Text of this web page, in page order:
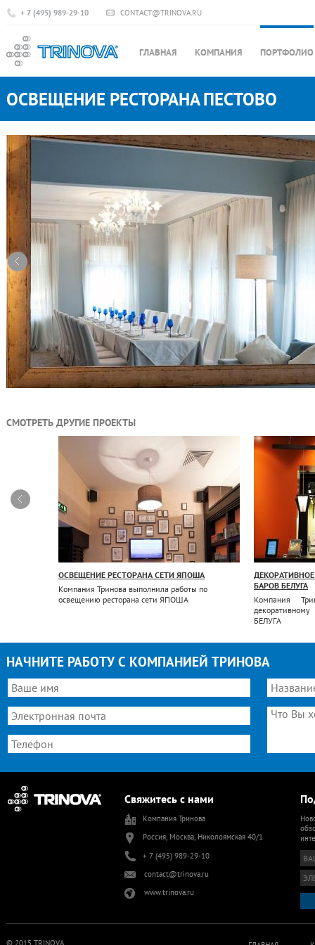
+ 7 (495) 989-29-10 CONTACT@TRINOVA.RU
ГЛАВНАЯ КОМПАНИЯ ПОРТФОЛИО
ОСВЕЩЕНИЕ РЕСТОРАНА ПЕСТОВО
СМОТРЕТЬ ДРУГИЕ ПРОЕКТЫ
ОСВЕЩЕНИЕ РЕСТОРАНА СЕТИ ЯПОША
Компания Тринова выполнила работы по
освещению ресторана сети ЯПОША
БАРОВ БЕЛУГА
Компания
БЕЛУГА
НАЧНИТЕ РАБОТУ С КОМПАНИЕЙ ТРИНОВА
Свяжитесь с нами
Компания Тринова
Россия, Москва, Николоямская 40/1
+ 7 (495) 989-29-10
contact@trinova.ru
www.trinova.ru
© 2015 TRINOVA